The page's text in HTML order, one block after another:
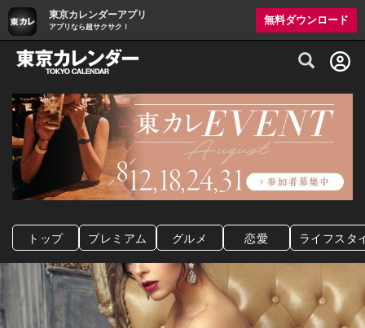
東京カレンダーアプリ
アプリなら超サクサク！
無料ダウンロード
グルメ情報・プレミアムレストラン予約
トップ プレミアム グルメ 恋愛 ライフスタ